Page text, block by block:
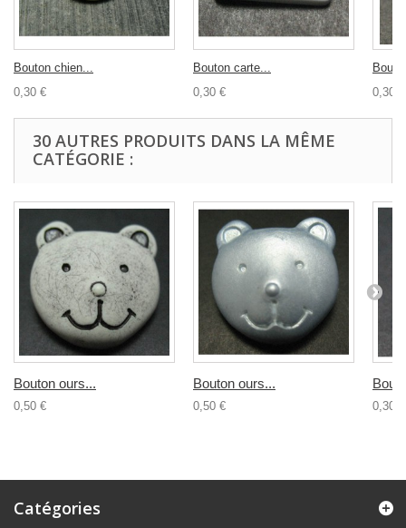
Bouton chien...
0,30 €
Bouton carte...
0,30 €
0,30 €
30 AUTRES PRODUITS DANS LA MÊME
CATÉGORIE :
Bouton ours...
0,50 €
Bouton ours...
0,50 € 0,30 €
Catégories